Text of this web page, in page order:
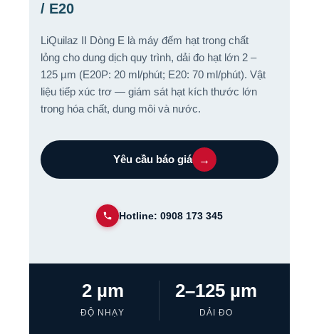
/ E20
LiQuilaz II Dòng E là máy đếm hạt trong chất
lỏng cho dung dịch quy trình, dải đo hạt lớn 2 –
125 µm (E20P: 20 ml/phút; E20: 70 ml/phút). Vật
liệu tiếp xúc trơ — giám sát hạt kích thước lớn
trong hóa chất, dung môi và nước.
Yêu cầu báo giá →
Hotline: 0908 173 345
2 µm
ĐỘ NHẠY
2–125 µm
DẢI ĐO